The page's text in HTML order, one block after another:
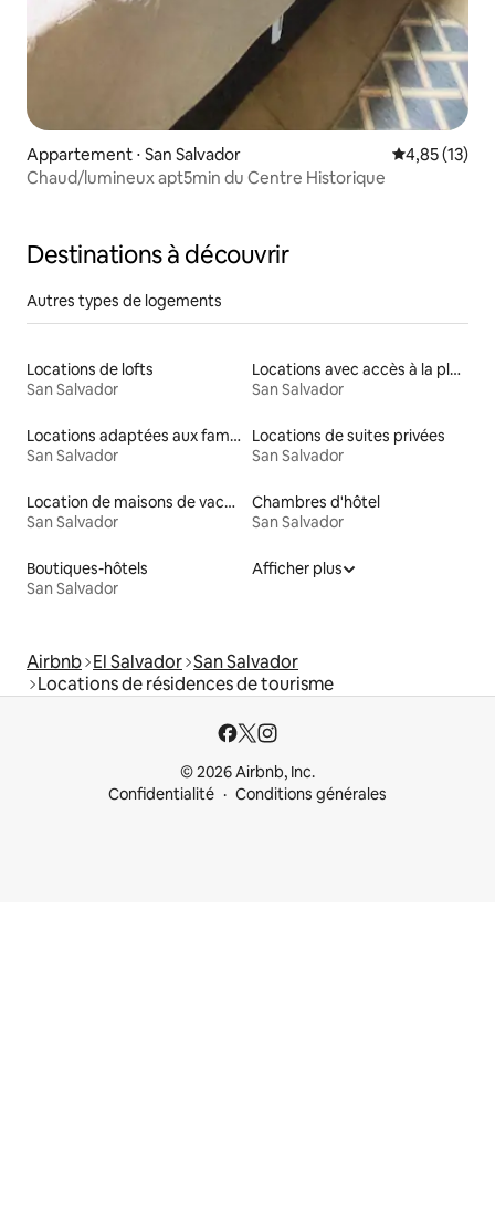
Appartement ⋅ San Salvador Évaluation
4,85 (13)
Chaud/lumineux apt5min du Centre Historique
Destinations à découvrir
Autres types de logements
Locations de lofts
San Salvador
Locations avec accès à la plage
San Salvador
Locations adaptées aux familles
San Salvador
Locations de suites privées
San Salvador
Location de maisons de vacances
San Salvador
Chambres d'hôtel
San Salvador
Boutiques-hôtels
San Salvador
Afficher plus
Airbnb El Salvador San Salvador
Locations de résidences de tourisme
© 2026 Airbnb, Inc.
Confidentialité
Conditions générales